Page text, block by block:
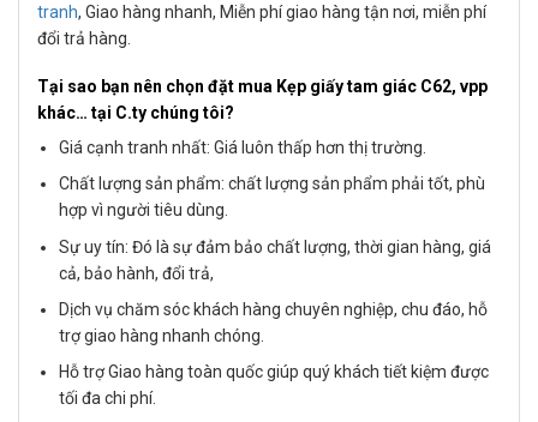
tranh, Giao hàng nhanh, Miễn phí giao hàng tận nơi, miễn phí
đổi trả hàng.
Tại sao bạn nên chọn đặt mua Kẹp giấy tam giác C62, vpp
khác… tại C.ty chúng tôi?
Giá cạnh tranh nhất: Giá luôn thấp hơn thị trường.
Chất lượng sản phẩm: chất lượng sản phẩm phải tốt, phù
hợp vì người tiêu dùng.
Sự uy tín: Đó là sự đảm bảo chất lượng, thời gian hàng, giá
cả, bảo hành, đổi trả,
Dịch vụ chăm sóc khách hàng chuyên nghiệp, chu đáo, hỗ
trợ giao hàng nhanh chóng.
Hỗ trợ Giao hàng toàn quốc giúp quý khách tiết kiệm được
tối đa chi phí.